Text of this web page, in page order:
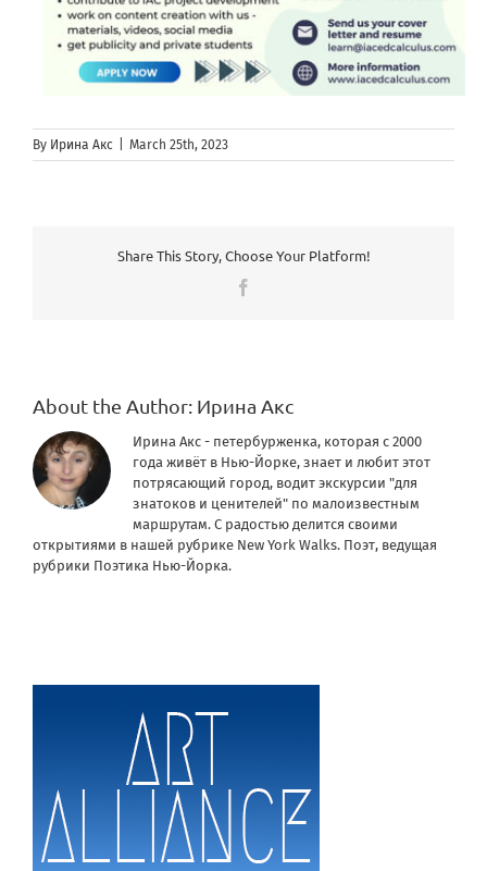
By Ирина Акс March 25th, 2023
Share This Story, Choose Your Platform!
About the Author: Ирина Акс
Ирина Акс - петербурженка, которая с 2000
года живёт в Нью-Йорке, знает и любит этот
потрясающий город, водит экскурсии "для
знатоков и ценителей" по малоизвестным
маршрутам. С радостью делится своими
открытиями в нашей рубрике New York Walks. Поэт, ведущая
рубрики Поэтика Нью-Йорка.